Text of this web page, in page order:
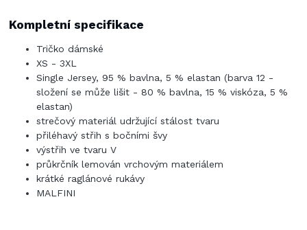
Kompletní specifikace
Tričko dámské
XS - 3XL
Single Jersey, 95 % bavlna, 5 % elastan (barva 12 -
složení se může lišit - 80 % bavlna, 15 % viskóza, 5 %
elastan)
strečový materiál udržující stálost tvaru
přiléhavý střih s bočními švy
výstřih ve tvaru V
průkrčník lemován vrchovým materiálem
krátké raglánové rukávy
MALFINI